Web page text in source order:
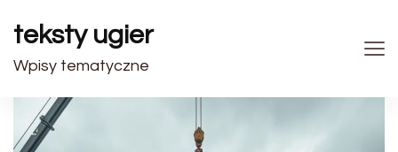
teksty ugier
Wpisy tematyczne